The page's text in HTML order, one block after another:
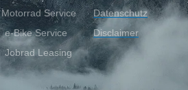
Motorrad Service
e-Bike Service
Jobrad Leasing
Datenschutz
Disclaimer